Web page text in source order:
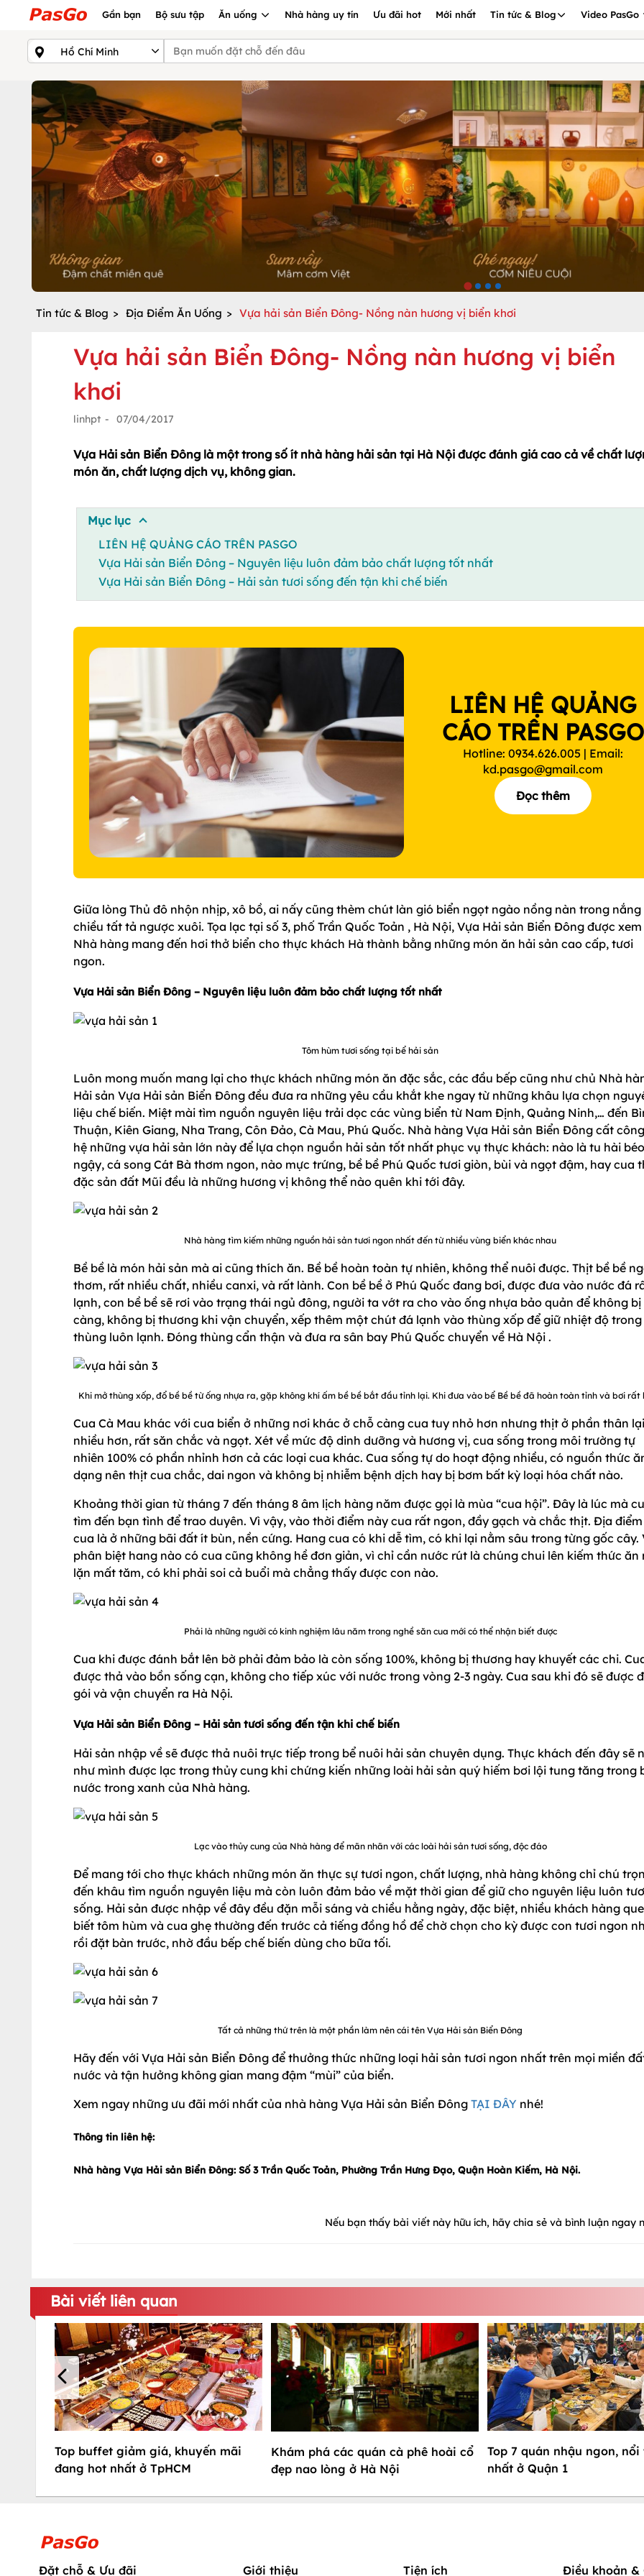
Gần bạn Bộ sưu tập Ăn uống Nhà hàng uy tín Ưu đãi hot Mới nhất Tin tức & Blog Video PasGo
Tin tức & Blog > Địa Điểm Ăn Uống > Vựa hải sản Biển Đông- Nồng nàn hương vị biển khơi
Vựa hải sản Biển Đông- Nồng nàn hương vị biển
khơi
linhpt - 07/04/2017
Vựa Hải sản Biển Đông là một trong số ít nhà hàng hải sản tại Hà Nội được đánh giá cao cả về chất
món ăn, chất lượng dịch vụ, không gian.
Mục lục
LIÊN HỆ QUẢNG CÁO TRÊN PASGO
Vựa Hải sản Biển Đông – Nguyên liệu luôn đảm bảo chất lượng tốt nhất
Vựa Hải sản Biển Đông – Hải sản tươi sống đến tận khi chế biến
LIÊN HỆ QUẢNG
CÁO TRÊN PASGO
Hotline: 0934.626.005 | Email:
kd.pasgo@gmail.com
Đọc thêm
Giữa lòng Thủ đô nhộn nhịp, xô bồ, ai nấy cũng thèm chút làn gió biển ngọt ngào nồng nàn trong nắng
chiều tất tả ngược xuôi. Tọa lạc tại số 3, phố Trần Quốc Toản , Hà Nội, Vựa Hải sản Biển Đông được
Nhà hàng mang đến hơi thở biển cho thực khách Hà thành bằng những món ăn hải sản cao cấp, tươi
ngon.
Vựa Hải sản Biển Đông – Nguyên liệu luôn đảm bảo chất lượng tốt nhất
Tôm hùm tươi sống tại bể hải sản
Luôn mong muốn mang lại cho thực khách những món ăn đặc sắc, các đầu bếp cũng như chủ Nhà
Hải sản Vựa Hải sản Biển Đông đều đưa ra những yêu cầu khắt khe ngay từ những khâu lựa chọn
liệu chế biến. Miệt mài tìm nguồn nguyên liệu trải dọc các vùng biển từ Nam Định, Quảng Ninh,… đến
Thuận, Kiên Giang, Nha Trang, Côn Đảo, Cà Mau, Phú Quốc. Nhà hàng Vựa Hải sản Biển Đông cất
hệ những vựa hải sản lớn này để lựa chọn nguồn hải sản tốt nhất phục vụ thực khách: nào là tu hài béo
ngậy, cá song Cát Bà thơm ngon, nào mực trứng, bề bề Phú Quốc tươi giòn, bùi và ngọt đậm, hay cua
đặc sản đất Mũi đều là những hương vị không thể nào quên khi tới đây.
Nhà hàng tìm kiếm những nguồn hải sản tươi ngon nhất đến từ nhiều vùng biển khác nhau
Bề bề là món hải sản mà ai cũng thích ăn. Bề bề hoàn toàn tự nhiên, không thể nuôi được. Thịt bề bề
thơm, rất nhiều chất, nhiều canxi, và rất lành. Con bề bề ở Phú Quốc đang bơi, được đưa vào nước đá
lạnh, con bề bề sẽ rơi vào trạng thái ngủ đông, người ta vớt ra cho vào ống nhựa bảo quản để không bị
càng, không bị thương khi vận chuyển, xếp thêm một chút đá lạnh vào thùng xốp để giữ nhiệt độ trong
thùng luôn lạnh. Đóng thùng cẩn thận và đưa ra sân bay Phú Quốc chuyển về Hà Nội .
Khi mở thùng xốp, đổ bề bề từ ống nhựa ra, gặp không khí ấm bề bề bắt đầu tỉnh lại. Khi đưa vào bể Bề bề đã hoàn toàn tỉnh và bơi rất
Cua Cà Mau khác với cua biển ở những nơi khác ở chỗ càng cua tuy nhỏ hơn nhưng thịt ở phần thân lại
nhiều hơn, rất săn chắc và ngọt. Xét về mức độ dinh dưỡng và hương vị, cua sống trong môi trường tự
nhiên 100% có phần nhỉnh hơn cả các loại cua khác. Cua sống tự do hoạt động nhiều, có nguồn thức
dạng nên thịt cua chắc, dai ngon và không bị nhiễm bệnh dịch hay bị bơm bất kỳ loại hóa chất nào.
Khoảng thời gian từ tháng 7 đến tháng 8 âm lịch hàng năm được gọi là mùa “cua hội”. Đây là lúc mà
tìm đến bạn tình để trao duyên. Vì vậy, vào thời điểm này cua rất ngon, đầy gạch và chắc thịt. Địa
cua là ở những bãi đất ít bùn, nền cứng. Hang cua có khi dễ tìm, có khi lại nằm sâu trong từng gốc cây.
phân biệt hang nào có cua cũng không hề đơn giản, vì chỉ cần nước rút là chúng chui lên kiếm thức ăn
lặn mất tăm, có khi phải soi cả buổi mà chẳng thấy được con nào.
Phải là những người có kinh nghiệm lâu năm trong nghề săn cua mới có thể nhận biết được
Cua khi được đánh bắt lên bờ phải đảm bảo là còn sống 100%, không bị thương hay khuyết các chi.
được thả vào bồn sống cạn, không cho tiếp xúc với nước trong vòng 2-3 ngày. Cua sau khi đó sẽ được
gói và vận chuyển ra Hà Nội.
Vựa Hải sản Biển Đông – Hải sản tươi sống đến tận khi chế biến
Hải sản nhập về sẽ được thả nuôi trực tiếp trong bể nuôi hải sản chuyên dụng. Thực khách đến đây sẽ
như mình được lạc trong thủy cung khi chứng kiến những loài hải sản quý hiếm bơi lội tung tăng trong
nước trong xanh của Nhà hàng.
Lạc vào thủy cung của Nhà hàng để mãn nhãn với các loài hải sản tươi sống, độc đáo
Để mang tới cho thực khách những món ăn thực sự tươi ngon, chất lượng, nhà hàng không chỉ chú
đến khâu tìm nguồn nguyên liệu mà còn luôn đảm bảo về mặt thời gian để giữ cho nguyên liệu luôn
sống. Hải sản được nhập về đây đều đặn mỗi sáng và chiều hằng ngày, đặc biệt, nhiều khách hàng
biết tôm hùm và cua ghẹ thường đến trước cả tiếng đồng hồ để chờ chọn cho kỳ được con tươi ngon
rồi đặt bàn trước, nhờ đầu bếp chế biến dùng cho bữa tối.
Tất cả những thứ trên là một phần làm nên cái tên Vựa Hải sản Biển Đông
Hãy đến với Vựa Hải sản Biển Đông để thưởng thức những loại hải sản tươi ngon nhất trên mọi miền
nước và tận hưởng không gian mang đậm “mùi” của biển.
Xem ngay những ưu đãi mới nhất của nhà hàng Vựa Hải sản Biển Đông TẠI ĐÂY nhé!
Thông tin liên hệ:
Nhà hàng Vựa Hải sản Biển Đông: Số 3 Trần Quốc Toản, Phường Trần Hưng Đạo, Quận Hoàn Kiếm, Hà Nội.
Nếu bạn thấy bài viết này hữu ích, hãy chia sẻ và bình luận ngay
Bài viết liên quan
Top buffet giảm giá, khuyến mãi
đang hot nhất ở TpHCM
Khám phá các quán cà phê hoài cổ
đẹp nao lòng ở Hà Nội
Top 7 quán nhậu ngon,
nhất ở Quận 1
Đặt chỗ & Ưu đãi Giới thiệu Tiện ích Điều khoản &